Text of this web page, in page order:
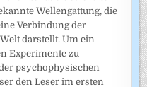
Wellengattung, die
Verbindung der
darstellt. Um ein
Experimente zu
psychophysischen
den Leser im ersten